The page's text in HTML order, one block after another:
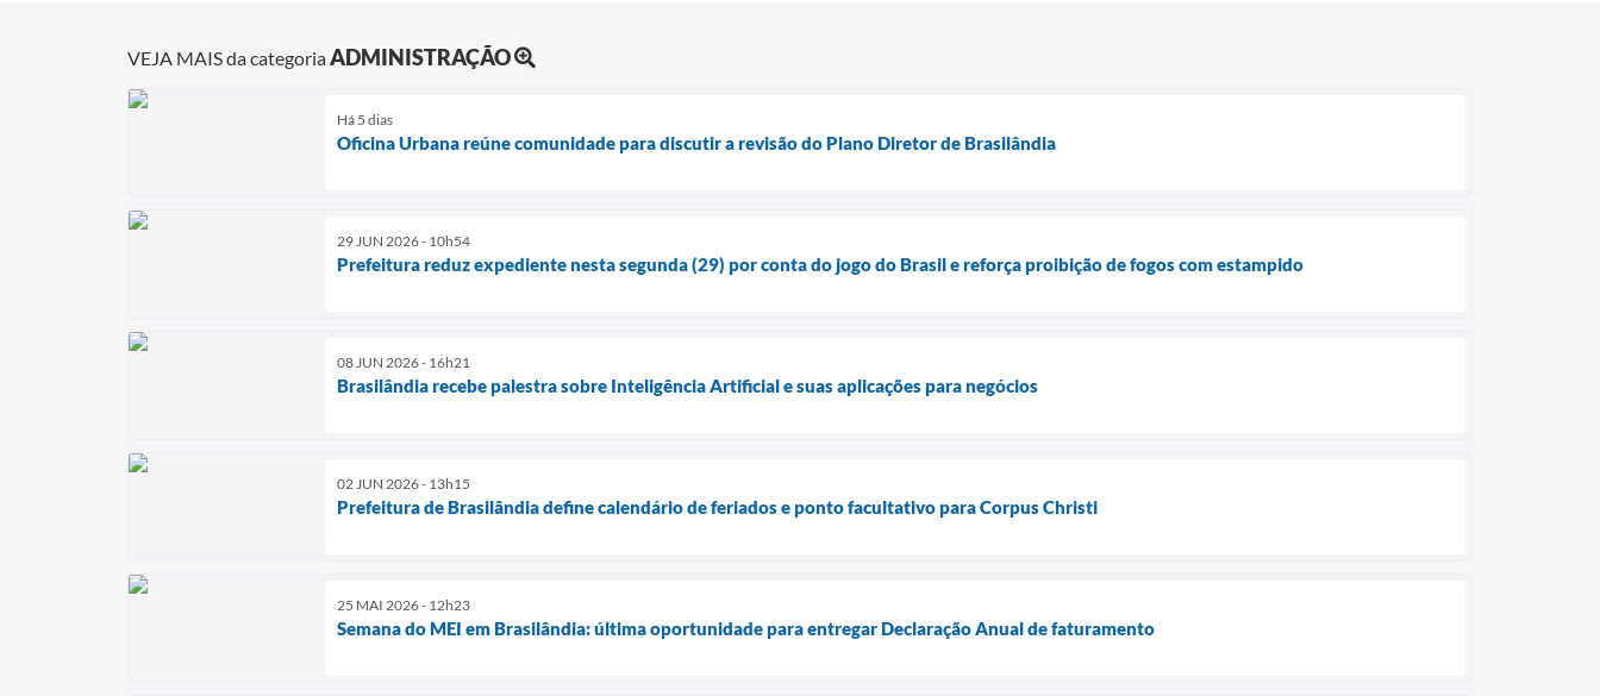
VEJA MAIS da categoriaADMINISTRAÇÃO
Há 5 dias
Oficina Urbana reúne comunidade para discutir a revisão do Plano Diretor de Brasilândia
29 JUN 2026 - 10h54
Prefeitura reduz expediente nesta segunda (29) por conta do jogo do Brasil e reforça proibição de fogos com estampido
08 JUN 2026 - 16h21
Brasilândia recebe palestra sobre Inteligência Artificial e suas aplicações para negócios
02 JUN 2026 - 13h15
Prefeitura de Brasilândia define calendário de feriados e ponto facultativo para Corpus Christi
25 MAI 2026 - 12h23
Semana do MEI em Brasilândia: última oportunidade para entregar Declaração Anual de faturamento